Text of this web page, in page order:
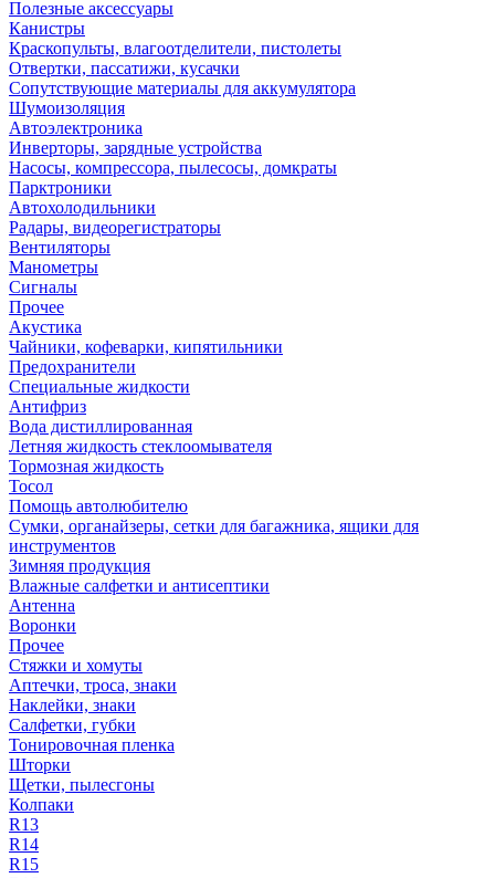
Полезные аксессуары
Канистры
Краскопульты, влагоотделители, пистолеты
Отвертки, пассатижи, кусачки
Сопутствующие материалы для аккумулятора
Шумоизоляция
Автоэлектроника
Инверторы, зарядные устройства
Насосы, компрессора, пылесосы, домкраты
Парктроники
Автохолодильники
Радары, видеорегистраторы
Вентиляторы
Манометры
Сигналы
Прочее
Акустика
Чайники, кофеварки, кипятильники
Предохранители
Специальные жидкости
Антифриз
Вода дистиллированная
Летняя жидкость стеклоомывателя
Тормозная жидкость
Тосол
Помощь автолюбителю
Сумки, органайзеры, сетки для багажника, ящики для
инструментов
Зимняя продукция
Влажные салфетки и антисептики
Антенна
Воронки
Прочее
Стяжки и хомуты
Аптечки, троса, знаки
Наклейки, знаки
Салфетки, губки
Тонировочная пленка
Шторки
Щетки, пылесгоны
Колпаки
R13
R14
R15